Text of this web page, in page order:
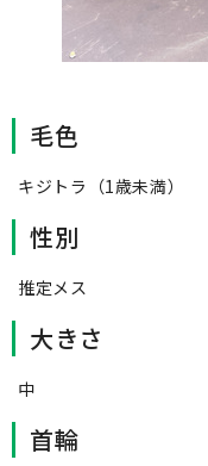
毛色
キジトラ（1歳未満）
性別
推定メス
大きさ
中
首輪